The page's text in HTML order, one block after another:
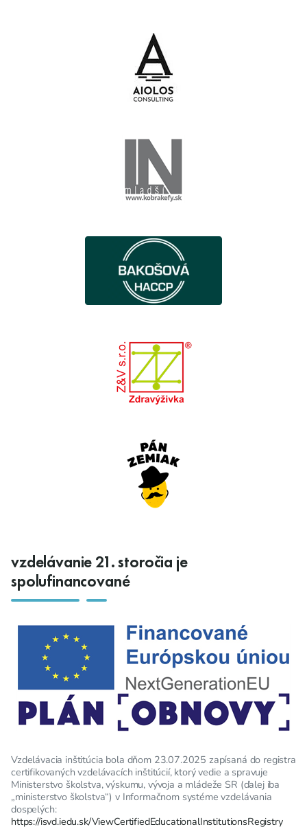
vzdelávanie 21. storočia je
spolufinancované
Vzdelávacia inštitúcia bola dňom 23.07.2025 zapísaná do registra
certifikovaných vzdelávacích inštitúcií, ktorý vedie a spravuje
Ministerstvo školstva, výskumu, vývoja a mládeže SR (ďalej iba
„ministerstvo školstva“) v Informačnom systéme vzdelávania
dospelých:
https://isvd.iedu.sk/ViewCertifiedEducationalInstitutionsRegistry